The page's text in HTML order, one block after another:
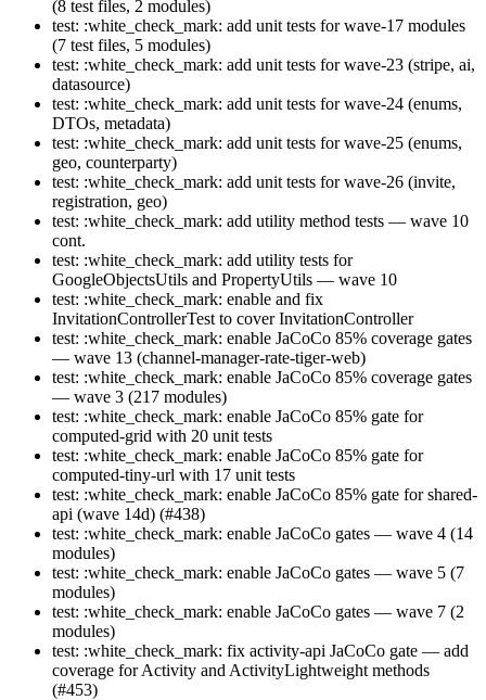
(8 test files, 2 modules)
test: :white_check_mark: add unit tests for wave-17 modules
(7 test files, 5 modules)
test: :white_check_mark: add unit tests for wave-23 (stripe, ai,
datasource)
test: :white_check_mark: add unit tests for wave-24 (enums,
DTOs, metadata)
test: :white_check_mark: add unit tests for wave-25 (enums,
geo, counterparty)
test: :white_check_mark: add unit tests for wave-26 (invite,
registration, geo)
test: :white_check_mark: add utility method tests — wave 10
cont.
test: :white_check_mark: add utility tests for
GoogleObjectsUtils and PropertyUtils — wave 10
test: :white_check_mark: enable and fix
InvitationControllerTest to cover InvitationController
test: :white_check_mark: enable JaCoCo 85% coverage gates
— wave 13 (channel-manager-rate-tiger-web)
test: :white_check_mark: enable JaCoCo 85% coverage gates
— wave 3 (217 modules)
test: :white_check_mark: enable JaCoCo 85% gate for
computed-grid with 20 unit tests
test: :white_check_mark: enable JaCoCo 85% gate for
computed-tiny-url with 17 unit tests
test: :white_check_mark: enable JaCoCo 85% gate for shared-
api (wave 14d) (#438)
test: :white_check_mark: enable JaCoCo gates — wave 4 (14
modules)
test: :white_check_mark: enable JaCoCo gates — wave 5 (7
modules)
test: :white_check_mark: enable JaCoCo gates — wave 7 (2
modules)
test: :white_check_mark: fix activity-api JaCoCo gate — add
coverage for Activity and ActivityLightweight methods
(#453)